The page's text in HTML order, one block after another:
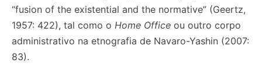
“fusion of the existential and the normative” (Geertz,
1957: 422), tal como o Home Office ou outro corpo
administrativo na etnografia de Navaro-Yashin (2007:
83).